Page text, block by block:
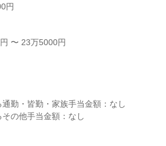
円
〜 23万5000円
勤・皆勤・家族手当金額：なし
の他手当金額：なし